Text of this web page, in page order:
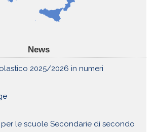
News
2025/2026 in numeri
le scuole Secondarie di secondo